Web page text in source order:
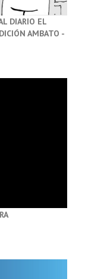
DIARIO EL
AMBATO -